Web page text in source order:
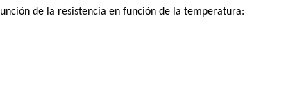
de la resistencia en función de la temperatura: